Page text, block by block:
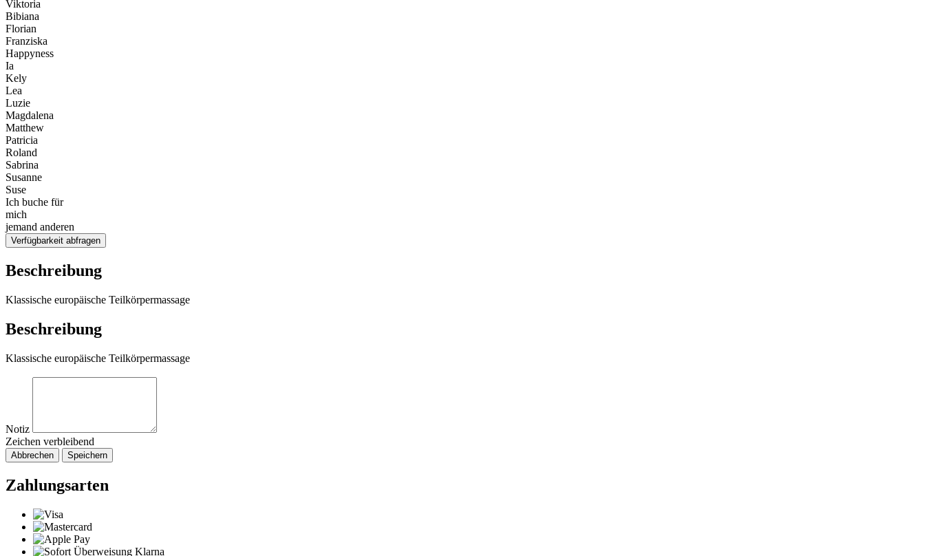
Viktoria
Bibiana
Florian
Franziska
Happyness
Ia
Kely
Lea
Luzie
Magdalena
Matthew
Patricia
Roland
Sabrina
Susanne
Suse
Ich buche für
mich
jemand anderen
Verfügbarkeit abfragen
Beschreibung
Klassische europäische Teilkörpermassage
Beschreibung
Klassische europäische Teilkörpermassage
Notiz
Zeichen verbleibend
Abbrechen Speichern
Zahlungsarten